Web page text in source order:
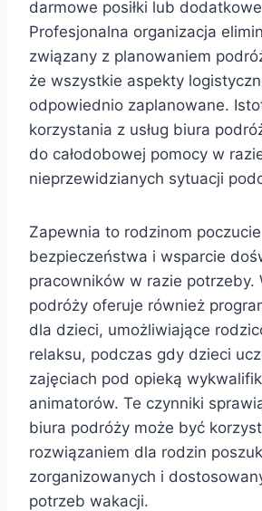
darmowe posiłki lub
Profesjonalna organizacja
związany z planowaniem
że wszystkie aspekty
odpowiednio zaplanowane.
korzystania z usług biura
do całodobowej pomocy w
nieprzewidzianych sytuacji
Zapewnia to rodzinom poczucie
bezpieczeństwa i wsparcie
pracowników w razie potrzeby.
podróży oferuje również
dla dzieci, umożliwiające
relaksu, podczas gdy dzieci
zajęciach pod opieką
animatorów. Te czynniki
biura podróży może być
rozwiązaniem dla rodzin
zorganizowanych i
potrzeb wakacji.